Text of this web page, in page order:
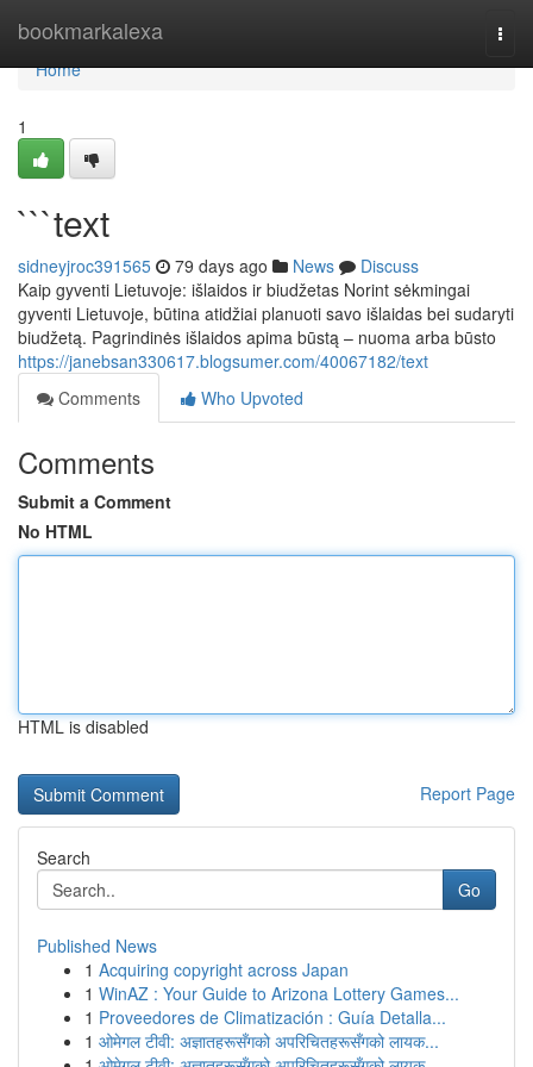
bookmarkalexa
Home
Home
1
```text
sidneyjroc391565 79 days ago News
Discuss
Kaip gyventi Lietuvoje: išlaidos ir biudžetas Norint sėkmingai
gyventi Lietuvoje, būtina atidžiai planuoti savo išlaidas bei sudaryti
biudžetą. Pagrindinės išlaidos apima būstą – nuoma arba būsto
https://janebsan330617.blogsumer.com/40067182/text
Comments
Who Upvoted
Comments
Submit a Comment
No HTML
HTML is disabled
Report Page
Search
Go
Published News
1 Acquiring copyright across Japan
1 WinAZ : Your Guide to Arizona Lottery Games...
1 Proveedores de Climatización : Guía Detalla...
1 ओमेगल टीवी: अज्ञातहरूसँगको अपरिचितहरूसँगको लायक...